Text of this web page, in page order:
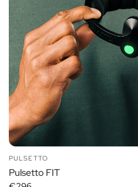
PULSETTO
Pulsetto FIT